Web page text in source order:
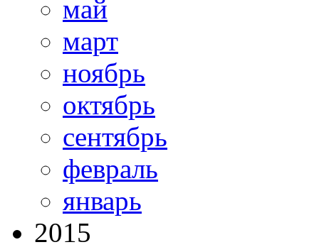
май
март
ноябрь
октябрь
сентябрь
февраль
январь
2015